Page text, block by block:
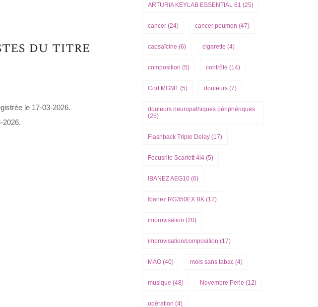
du titre
le 17-03-2026.
2026.
ARTURIA KEYLAB ESSENTIAL 61 (25)
cancer (24) cancer poumon (47)
capsaïcine (6) cigarette (4)
composition (5) contrôle (14)
Cort MGM1 (5) douleurs (7)
douleurs neuropathiques périphériques
(25)
Flashback Triple Delay (17)
Focusrite Scarlett 4i4 (5)
IBANEZ AEG10 (6)
Ibanez RG350EX BK (17)
improvisation (20)
improvisation/composition (17)
MAO (40) mois sans tabac (4)
musique (48) Novembre Perle (12)
opération (4)